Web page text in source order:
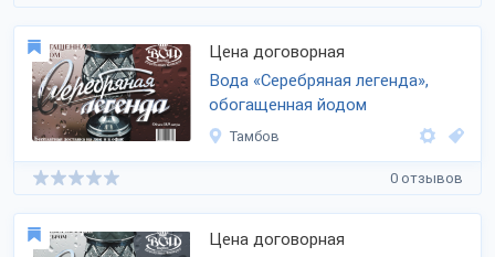
Цена договорная
Вода «Серебряная легенда»,
обогащенная йодом
Тамбов
0 отзывов
Цена договорная